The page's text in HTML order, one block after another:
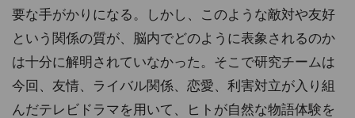
要な手がかりになる。しかし、このような敵対や友好
という関係の質が、脳内でどのように表象されるのか
は十分に解明されていなかった。そこで研究チームは
今回、友情、ライバル関係、恋愛、利害対立が入り組
んだテレビドラマを用いて、ヒトが自然な物語体験を